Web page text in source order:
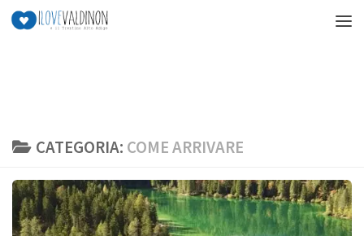
Salta al contenuto
CATEGORIA: COME ARRIVARE